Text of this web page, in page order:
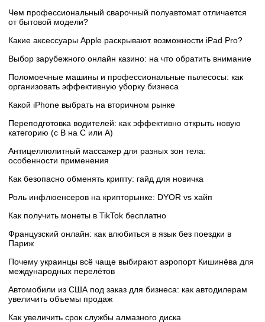
Чем профессиональный сварочный полуавтомат отличается
от бытовой модели?
Какие аксессуары Apple раскрывают возможности iPad Pro?
Выбор зарубежного онлайн казино: на что обратить внимание
Поломоечные машины и профессиональные пылесосы: как
организовать эффективную уборку бизнеса
Какой iPhone выбрать на вторичном рынке
Переподготовка водителей: как эффективно открыть новую
категорию (с B на C или А)
Антицеллюлитный массажер для разных зон тела:
особенности применения
Как безопасно обменять крипту: гайд для новичка
Роль инфлюенсеров на крипторынке: DYOR vs хайп
Как получить монеты в TikTok бесплатно
Французский онлайн: как влюбиться в язык без поездки в
Париж
Почему украинцы всё чаще выбирают аэропорт Кишинёва для
международных перелётов
Автомобили из США под заказ для бизнеса: как автодилерам
увеличить объемы продаж
Как увеличить срок службы алмазного диска